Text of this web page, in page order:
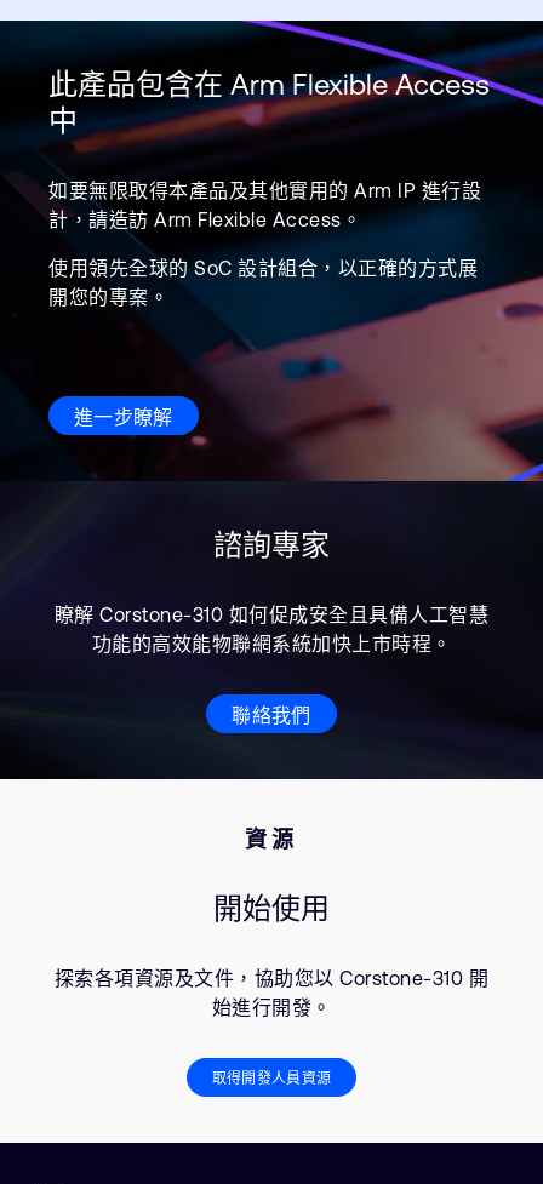
此產品包含在 Arm Flexible Access
中
如要無限取得本產品及其他實用的 Arm IP 進行設
計，請造訪 Arm Flexible Access。
使用領先全球的 SoC 設計組合，以正確的方式展
開您的專案。
進一步瞭解
諮詢專家
瞭解 Corstone-310 如何促成安全且具備人工智慧
功能的高效能物聯網系統加快上市時程。
聯絡我們
資源
開始使用
探索各項資源及文件，協助您以 Corstone-310 開
始進行開發。
取得開發人員資源